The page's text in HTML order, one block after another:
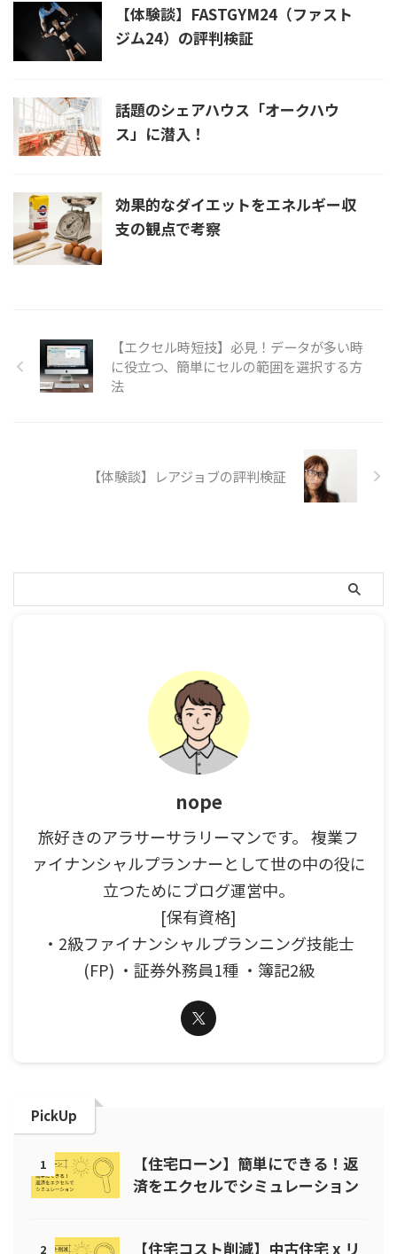
【体験談】FASTGYM24（ファスト
ジム24）の評判検証
話題のシェアハウス「オークハウ
ス」に潜入！
効果的なダイエットをエネルギー収
支の観点で考察
【エクセル時短技】必見！データが多い時
に役立つ、簡単にセルの範囲を選択する方
法
【体験談】レアジョブの評判検証
nope
旅好きのアラサーサラリーマンです。 複業フ
ァイナンシャルプランナーとして世の中の役に
立つためにブログ運営中。
[保有資格]
・2級ファイナンシャルプランニング技能士
(FP) ・証券外務員1種 ・簿記2級
PickUp
1
【住宅ローン】簡単にできる！返
済をエクセルでシミュレーション
2 【住宅コスト削減】中古住宅 x リ